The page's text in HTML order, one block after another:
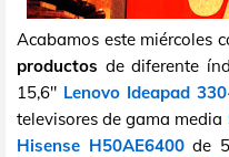
Acabamos este miércoles
productos de diferente
15,6" Lenovo Ideapad
televisores de gama media
Hisense H50AE6400de